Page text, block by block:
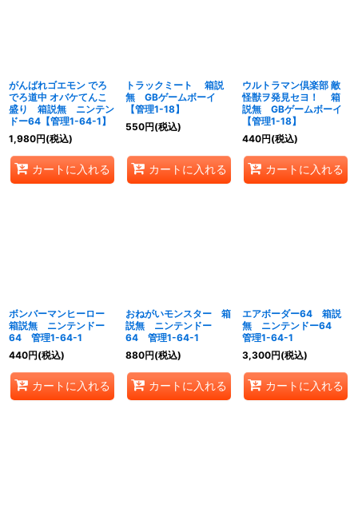
がんばれゴエモン でろ
でろ道中 オバケてんこ
盛り 箱説無 ニンテン
ドー64【管理1-64-1】
1,980円(税込)
カートに入れる
トラックミート 箱説
無 GBゲームボーイ
【管理1-18】
550円(税込)
カートに入れる
ウルトラマン倶楽部 敵
怪獣ヲ発見セヨ！ 箱
説無 GBゲームボーイ
【管理1-18】
440円(税込)
カートに入れる
ボンバーマンヒーロー
箱説無 ニンテンドー
64 管理1-64-1
440円(税込)
カートに入れる
おねがいモンスター 箱
説無 ニンテンドー
64 管理1-64-1
880円(税込)
カートに入れる
エアボーダー64 箱説
無 ニンテンドー64
管理1-64-1
3,300円(税込)
カートに入れる